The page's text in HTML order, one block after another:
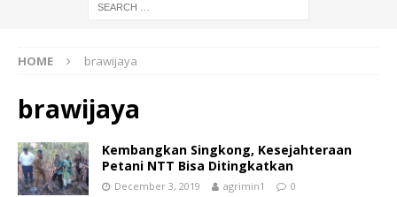
HOME brawijaya
brawijaya
Kembangkan Singkong, Kesejahteraan
Petani NTT Bisa Ditingkatkan
December 3, 2019 agrimin1 0